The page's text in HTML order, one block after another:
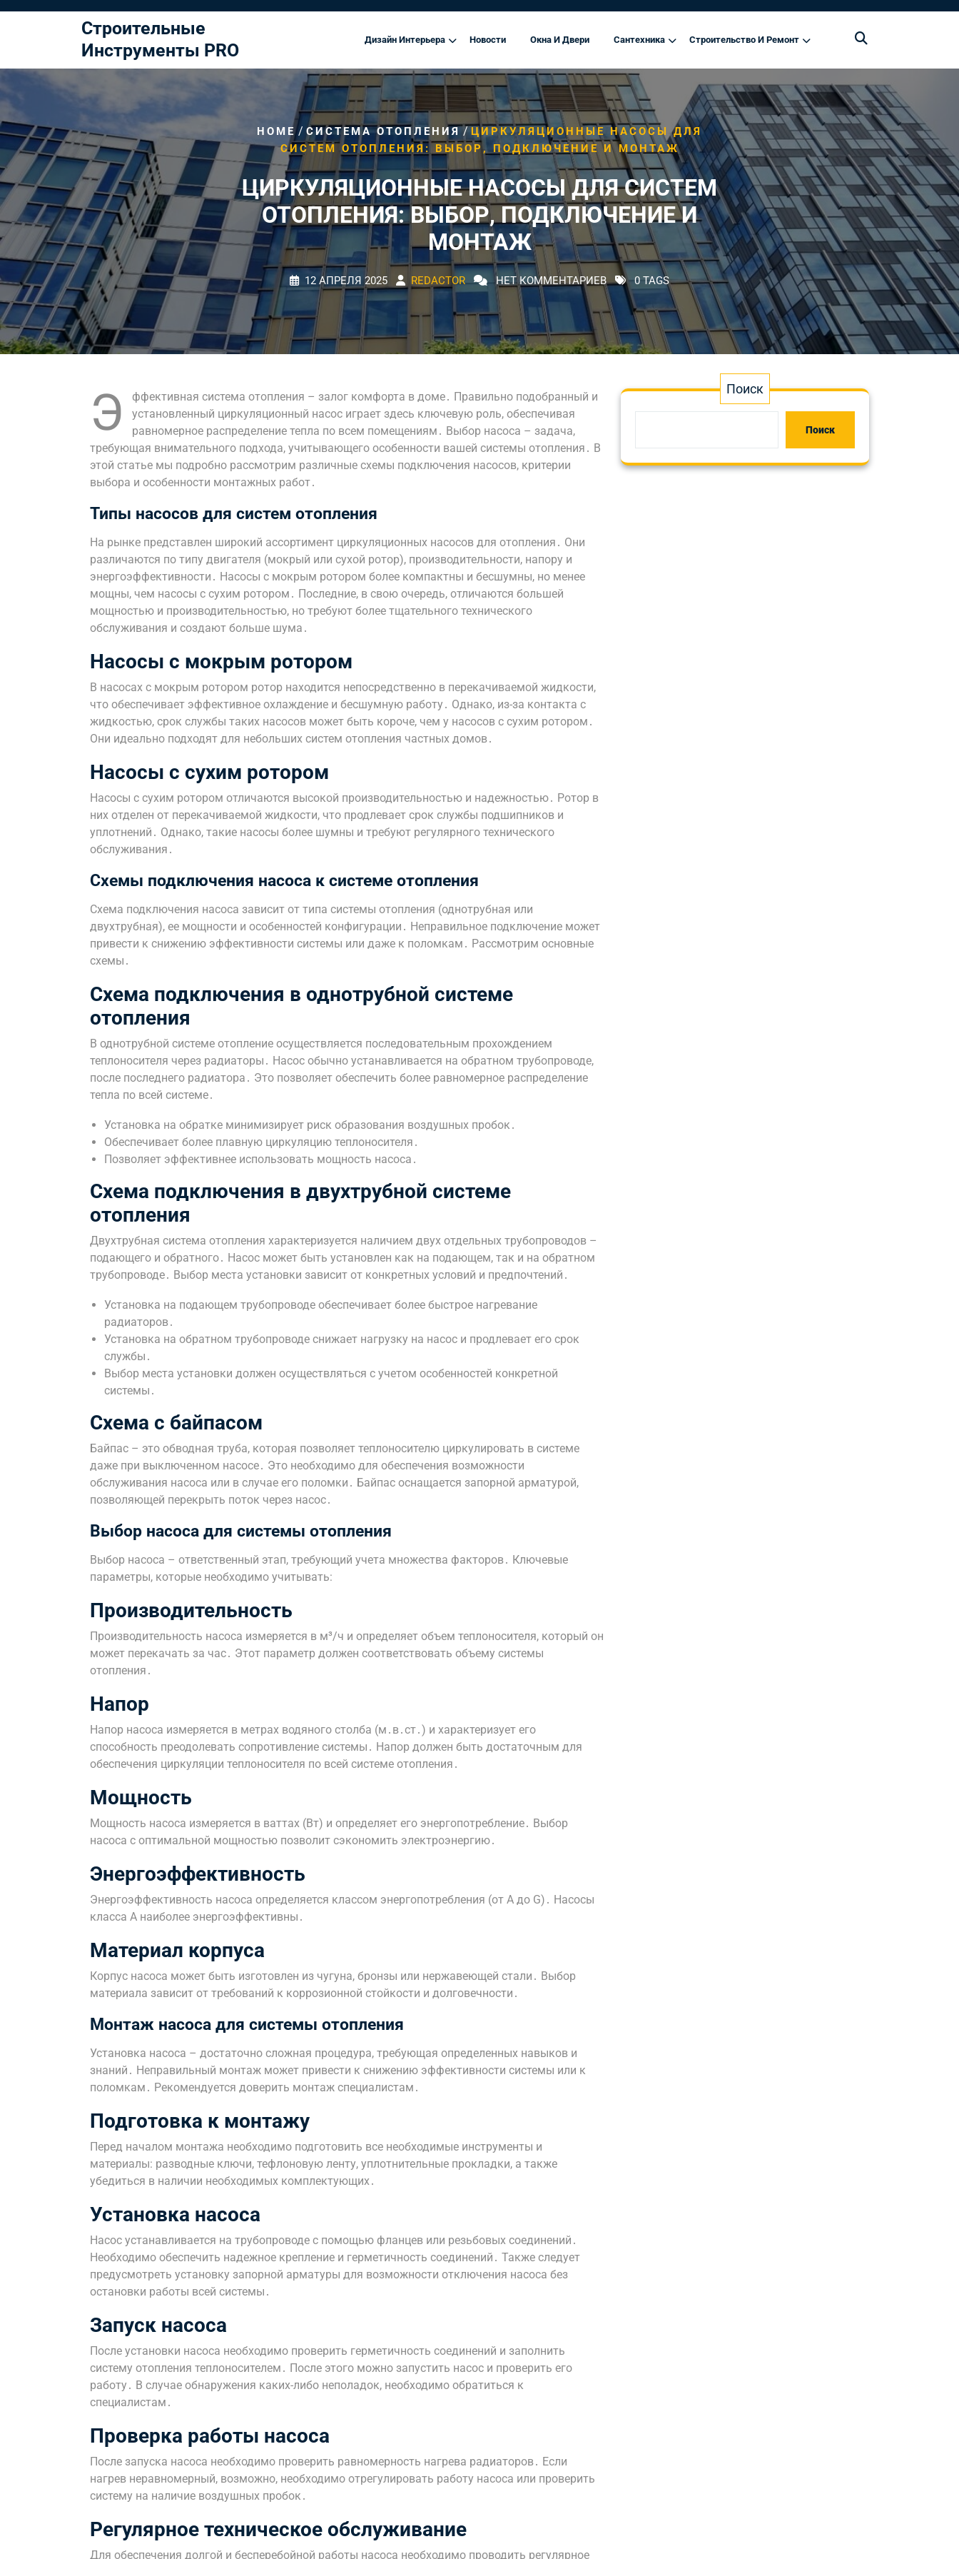
Строительные
Инструменты PRO
Дизайн Интерьера Новости Окна И Двери Сантехника Строительство И Ремонт
HOME/ СИСТЕМА ОТОПЛЕНИЯ/ЦИРКУЛЯЦИОННЫЕ НАСОСЫ ДЛЯ
СИСТЕМ ОТОПЛЕНИЯ: ВЫБОР, ПОДКЛЮЧЕНИЕ И МОНТАЖ
ЦИРКУЛЯЦИОННЫЕ НАСОСЫ ДЛЯ СИСТЕМ
ОТОПЛЕНИЯ: ВЫБОР, ПОДКЛЮЧЕНИЕ И
МОНТАЖ
12 АПРЕЛЯ 2025 REDACTOR НЕТ КОММЕНТАРИЕВ 0 TAGS
Э
ффективная система отопления – залог комфорта в доме․ Правильно подобранный и
установленный циркуляционный насос играет здесь ключевую роль, обеспечивая
равномерное распределение тепла по всем помещениям․ Выбор насоса – задача,
требующая внимательного подхода, учитывающего особенности вашей системы отопления․ В
этой статье мы подробно рассмотрим различные схемы подключения насосов, критерии
выбора и особенности монтажных работ․
Типы насосов для систем отопления
На рынке представлен широкий ассортимент циркуляционных насосов для отопления․ Они
различаются по типу двигателя (мокрый или сухой ротор), производительности, напору и
энергоэффективности․ Насосы с мокрым ротором более компактны и бесшумны, но менее
мощны, чем насосы с сухим ротором․ Последние, в свою очередь, отличаются большей
мощностью и производительностью, но требуют более тщательного технического
обслуживания и создают больше шума․
Насосы с мокрым ротором
В насосах с мокрым ротором ротор находится непосредственно в перекачиваемой жидкости,
что обеспечивает эффективное охлаждение и бесшумную работу․ Однако, из-за контакта с
жидкостью, срок службы таких насосов может быть короче, чем у насосов с сухим ротором․
Они идеально подходят для небольших систем отопления частных домов․
Насосы с сухим ротором
Насосы с сухим ротором отличаются высокой производительностью и надежностью․ Ротор в
них отделен от перекачиваемой жидкости, что продлевает срок службы подшипников и
уплотнений․ Однако, такие насосы более шумны и требуют регулярного технического
обслуживания․
Схемы подключения насоса к системе отопления
Схема подключения насоса зависит от типа системы отопления (однотрубная или
двухтрубная), ее мощности и особенностей конфигурации․ Неправильное подключение может
привести к снижению эффективности системы или даже к поломкам․ Рассмотрим основные
схемы․
Схема подключения в однотрубной системе
отопления
В однотрубной системе отопление осуществляется последовательным прохождением
теплоносителя через радиаторы․ Насос обычно устанавливается на обратном трубопроводе,
после последнего радиатора․ Это позволяет обеспечить более равномерное распределение
тепла по всей системе․
Установка на обратке минимизирует риск образования воздушных пробок․
Обеспечивает более плавную циркуляцию теплоносителя․
Позволяет эффективнее использовать мощность насоса․
Схема подключения в двухтрубной системе
отопления
Двухтрубная система отопления характеризуется наличием двух отдельных трубопроводов –
подающего и обратного․ Насос может быть установлен как на подающем, так и на обратном
трубопроводе․ Выбор места установки зависит от конкретных условий и предпочтений․
Установка на подающем трубопроводе обеспечивает более быстрое нагревание
радиаторов․
Установка на обратном трубопроводе снижает нагрузку на насос и продлевает его срок
службы․
Выбор места установки должен осуществляться с учетом особенностей конкретной
системы․
Схема с байпасом
Байпас – это обводная труба, которая позволяет теплоносителю циркулировать в системе
даже при выключенном насосе․ Это необходимо для обеспечения возможности
обслуживания насоса или в случае его поломки․ Байпас оснащается запорной арматурой,
позволяющей перекрыть поток через насос․
Выбор насоса для системы отопления
Выбор насоса – ответственный этап, требующий учета множества факторов․ Ключевые
параметры, которые необходимо учитывать:
Производительность
Производительность насоса измеряется в м³/ч и определяет объем теплоносителя, который он
может перекачать за час․ Этот параметр должен соответствовать объему системы
отопления․
Напор
Напор насоса измеряется в метрах водяного столба (м․в․ст․) и характеризует его
способность преодолевать сопротивление системы․ Напор должен быть достаточным для
обеспечения циркуляции теплоносителя по всей системе отопления․
Мощность
Мощность насоса измеряется в ваттах (Вт) и определяет его энергопотребление․ Выбор
насоса с оптимальной мощностью позволит сэкономить электроэнергию․
Энергоэффективность
Энергоэффективность насоса определяется классом энергопотребления (от A до G)․ Насосы
класса A наиболее энергоэффективны․
Материал корпуса
Корпус насоса может быть изготовлен из чугуна, бронзы или нержавеющей стали․ Выбор
материала зависит от требований к коррозионной стойкости и долговечности․
Монтаж насоса для системы отопления
Установка насоса – достаточно сложная процедура, требующая определенных навыков и
знаний․ Неправильный монтаж может привести к снижению эффективности системы или к
поломкам․ Рекомендуется доверить монтаж специалистам․
Подготовка к монтажу
Перед началом монтажа необходимо подготовить все необходимые инструменты и
материалы: разводные ключи, тефлоновую ленту, уплотнительные прокладки, а также
убедиться в наличии необходимых комплектующих․
Установка насоса
Насос устанавливается на трубопроводе с помощью фланцев или резьбовых соединений․
Необходимо обеспечить надежное крепление и герметичность соединений․ Также следует
предусмотреть установку запорной арматуры для возможности отключения насоса без
остановки работы всей системы․
Запуск насоса
После установки насоса необходимо проверить герметичность соединений и заполнить
систему отопления теплоносителем․ После этого можно запустить насос и проверить его
работу․ В случае обнаружения каких-либо неполадок, необходимо обратиться к
специалистам․
Проверка работы насоса
После запуска насоса необходимо проверить равномерность нагрева радиаторов․ Если
нагрев неравномерный, возможно, необходимо отрегулировать работу насоса или проверить
систему на наличие воздушных пробок․
Регулярное техническое обслуживание
Для обеспечения долгой и бесперебойной работы насоса необходимо проводить регулярное
Поиск
Поиск